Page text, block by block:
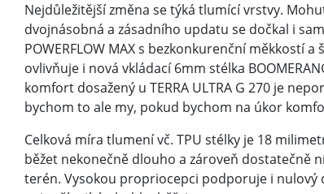
Nejdůležitější změna se týká tlumící vrstvy.
dvojnásobná a zásadního updatu se dočkal i
POWERFLOW MAX s bezkonkurenční měkkostí
ovlivňuje i nová vkládací 6mm stélka
komfort dosažený u TERRA ULTRA G 270 je
bychom to ale my, pokud bychom na úkor
Celková míra tlumení vč. TPU stélky je 18
běžet nekonečně dlouho a zároveň dostatečně
terén. Vysokou propriocepci podporuje i